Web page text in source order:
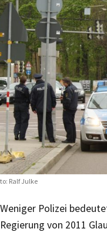
Ralf Julke
Weniger Polizei
Regierung von 2011